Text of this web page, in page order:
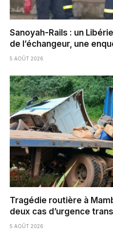
Sanoyah-Rails : un
de l’échangeur, une
5 AOÛT 2026
Tragédie routière à
deux cas d’urgence
5 AOÛT 2026